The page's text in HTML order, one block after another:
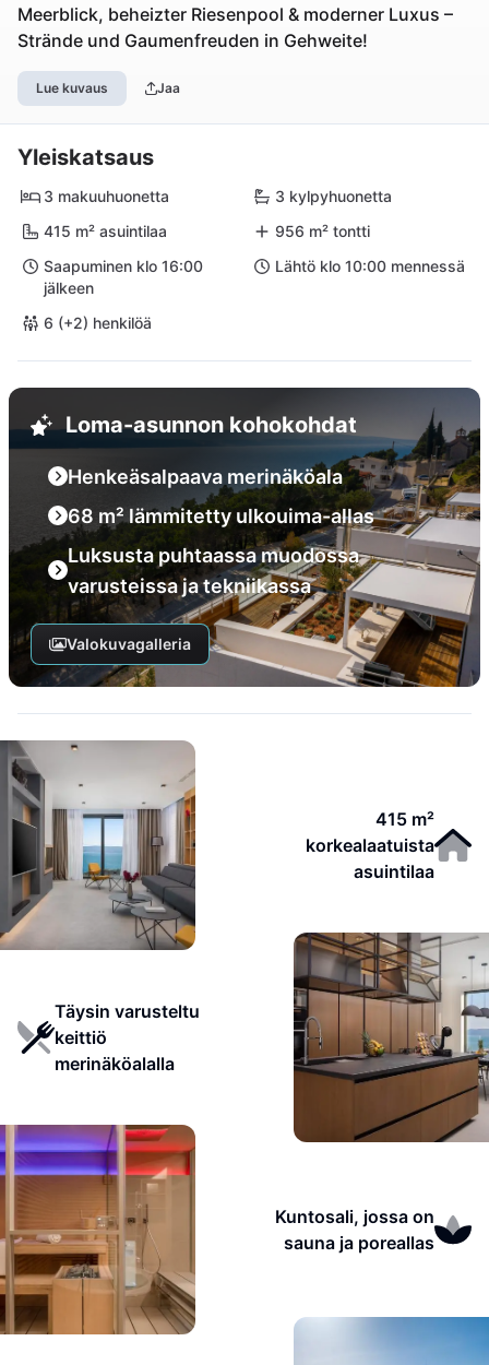
Meerblick, beheizter Riesenpool & moderner Luxus –
Strände und Gaumenfreuden in Gehweite!
Lue kuvaus Jaa
Yleiskatsaus
3 makuuhuonetta
3 kylpyhuonetta
415 m² asuintilaa
956 m² tontti
Saapuminen klo 16:00
jälkeen
Lähtö klo 10:00 mennessä
6 (+2) henkilöä
Loma-asunnon kohokohdat
Henkeäsalpaava merinäköala
68 m² lämmitetty ulkouima-allas
Luksusta puhtaassa muodossa
varusteissa ja tekniikassa
Valokuvagalleria
415 m²
korkealaatuista
asuintilaa
Täysin varusteltu
keittiö
merinäköalalla
Kuntosali, jossa on
sauna ja poreallas